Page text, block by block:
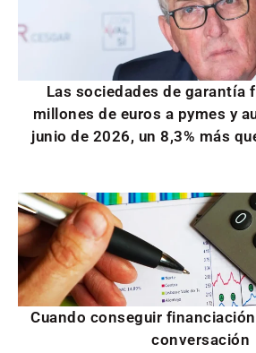
Las sociedades de garantía
millones de euros a pymes y
junio de 2026, un 8,3% más
Cuando conseguir
conversación